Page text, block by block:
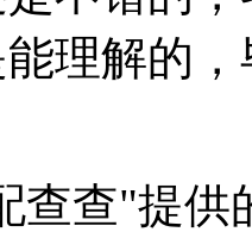
理解的
查查"提供